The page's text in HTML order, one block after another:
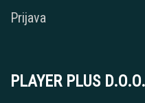
Prijava
PLAYER PLUS D.O.O.